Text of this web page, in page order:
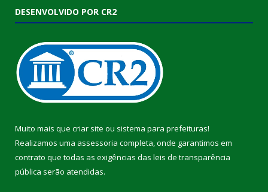
DESENVOLVIDO POR CR2
Muito mais que criar site ou sistema para prefeituras!
Realizamos uma assessoria completa, onde garantimos em
contrato que todas as exigências das leis de transparência
pública serão atendidas.